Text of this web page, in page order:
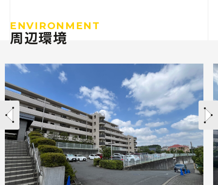
ENVIRONMENT
周辺環境